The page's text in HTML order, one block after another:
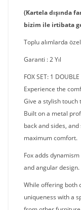
(Kartela dışında
bizim ile irtibata
Toplu alımlarda
Garanti : 2 Yıl
FOX SET: 1
Experience the
Give a stylish touch
Built on a metal
back and sides,
maximum comfort.
Fox adds
and angular design.
While offering both
uniqueness with a